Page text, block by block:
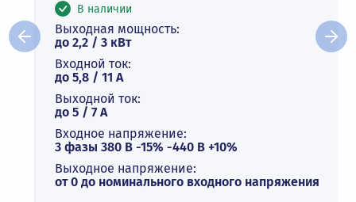
В наличии
Выходная мощность:
до 2,2 / 3 кВт
Входной ток:
до 5,8 / 11 А
Выходной ток:
до 5 / 7 A
Входное напряжение:
3 фазы 380 В -15% -440 В +10%
Выходное напряжение:
от 0 до номинального входного напряжения